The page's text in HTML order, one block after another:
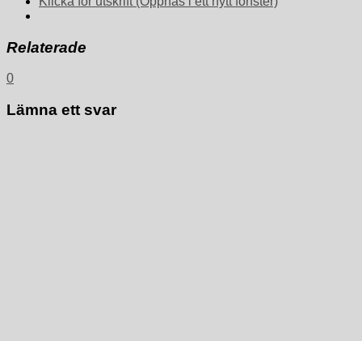
Relaterade
0
Lämna ett svar